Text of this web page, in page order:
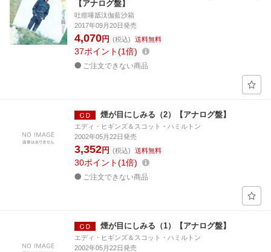
【アナログ盤】
吐痙唾舐汰伽藍沙箱
2017年09月20日発売
4,070円 (税込) 送料無料
37ポイント 1倍
ご注文できない商品
煙が目にしみる（2）【アナログ盤】
エディ・ヒギンズ＆スコット・ハミルトン
2002年05月22日発売
3,352円 (税込) 送料無料
30ポイント 1倍
ご注文できない商品
煙が目にしみる（1）【アナログ盤】
エディ・ヒギンズ＆スコット・ハミルトン
2002年05月22日発売